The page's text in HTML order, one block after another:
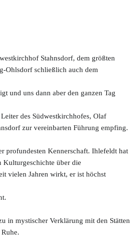
Stahnsdorf, dem größten
Ohlsdorf schließlich auch dem
und uns dann aber den ganzen Tag
des Südwestkirchhofes, Olaf
zur vereinbarten Führung empfing.
profundesten Kennerschaft. Ihlefeldt hat
Kulturgeschichte über die
vielen Jahren wirkt, er ist höchst
in mystischer Verklärung mit den Stätten